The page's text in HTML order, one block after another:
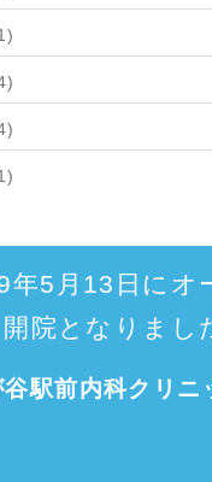
年5月13日にオ
開院となりまし
駅前内科クリニ